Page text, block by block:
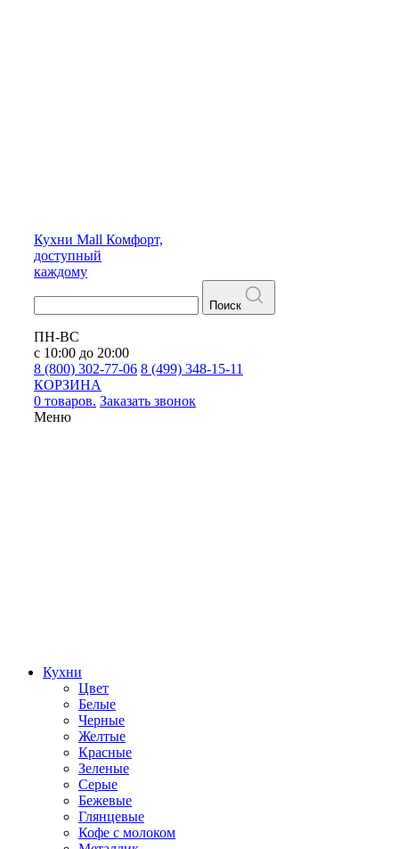
Кухни Mall Комфорт,
доступный
каждому
Поиск
ПН-ВС
с 10:00 до 20:00
8 (800) 302-77-06 8 (499) 348-15-11
КОРЗИНА
0 товаров. Заказать звонок
Меню
Кухни
Цвет
Белые
Черные
Желтые
Красные
Зеленые
Серые
Бежевые
Глянцевые
Кофе с молоком